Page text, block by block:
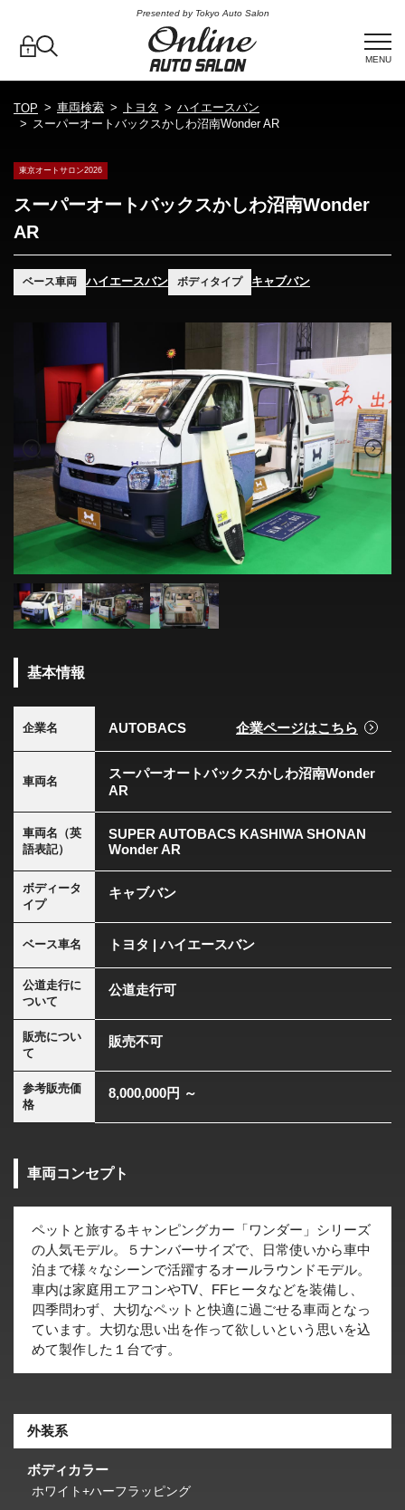
Presented by Tokyo Auto Salon
MENU
TOP 車両検索 トヨタ
ハイエースバン
スーパーオートバックスかしわ沼南Wonder AR
東京オートサロン2026
スーパーオートバックスかしわ沼南Wonder
AR
ベース車両 ハイエースバン ボディタイプ キャブバン
基本情報
企業名 AUTOBACS 企業ページはこちら
車両名
スーパーオートバックスかしわ沼南Wonder
AR
車両名（英
語表記）
SUPER AUTOBACS KASHIWA SHONAN
Wonder AR
ボディータ
イプ
キャブバン
ベース車名 トヨタ | ハイエースバン
公道走行に
ついて
公道走行可
販売につい
て
販売不可
参考販売価
格
8,000,000円 ～
車両コンセプト
ペットと旅するキャンピングカー「ワンダー」シリーズ
の人気モデル。５ナンバーサイズで、日常使いから車中
泊まで様々なシーンで活躍するオールラウンドモデル。
車内は家庭用エアコンやTV、FFヒータなどを装備し、
四季問わず、大切なペットと快適に過ごせる車両となっ
ています。大切な思い出を作って欲しいという思いを込
めて製作した１台です。
外装系
ボディカラー
ホワイト+ハーフラッピング